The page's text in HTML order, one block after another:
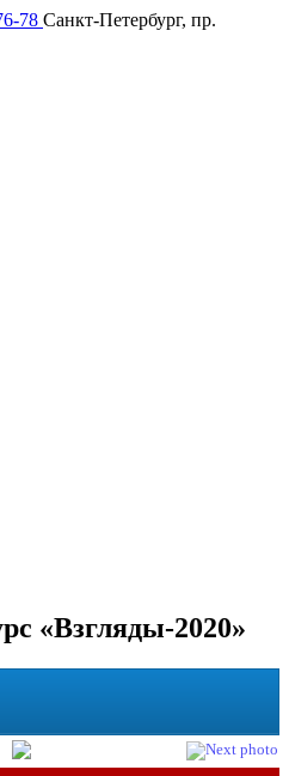
78 Санкт-Петербург, пр.
«Взгляды-2020»